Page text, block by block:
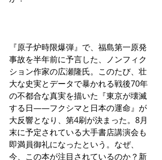
『原子炉時限爆弾』で、福島第一原発
事故を半年前に予言した、ノンフィク
ション作家の広瀬隆氏。このたび、壮
大な史実とデータで暴かれる戦後70年
の不都合な真実を描いた『東京が壊滅
する日――フクシマと日本の運命』が
大反響となり、第4刷が決まった。8月
末に予定されている大手書店講演会も
即満員御礼になったという。なぜ、
今、この本が注目されているのか？新